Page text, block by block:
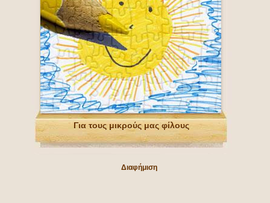
Για τους μικρούς μας φίλους
Διαφήμιση